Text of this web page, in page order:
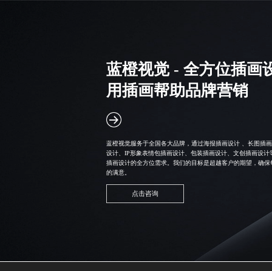
蓝橙视觉 - 全方位插画
用插画帮助品牌营销
蓝橙视觉服务于全国各大品牌，通过海报插画设计 、长图插
设计、 IP形象表情包插画设计 、包装插画设计、 文创插画设计
插画设计的全方位需求。我们的目标是超越客户的期望，确
的满意。
点击咨询